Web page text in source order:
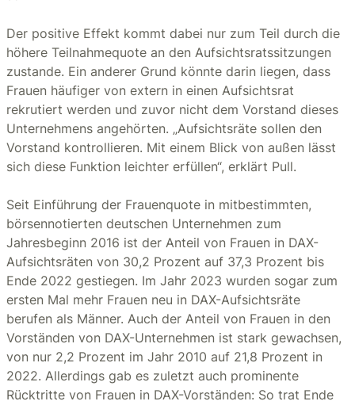
Der positive Effekt kommt dabei nur zum Teil durch die
höhere Teilnahmequote an den Aufsichtsratssitzungen
zustande. Ein anderer Grund könnte darin liegen, dass
Frauen häufiger von extern in einen Aufsichtsrat
rekrutiert werden und zuvor nicht dem Vorstand dieses
Unternehmens angehörten. „Aufsichtsräte sollen den
Vorstand kontrollieren. Mit einem Blick von außen lässt
sich diese Funktion leichter erfüllen“, erklärt Pull.
Seit Einführung der Frauenquote in mitbestimmten,
börsennotierten deutschen Unternehmen zum
Jahresbeginn 2016 ist der Anteil von Frauen in DAX-
Aufsichtsräten von 30,2 Prozent auf 37,3 Prozent bis
Ende 2022 gestiegen. Im Jahr 2023 wurden sogar zum
ersten Mal mehr Frauen neu in DAX-Aufsichtsräte
berufen als Männer. Auch der Anteil von Frauen in den
Vorständen von DAX-Unternehmen ist stark gewachsen,
von nur 2,2 Prozent im Jahr 2010 auf 21,8 Prozent in
2022. Allerdings gab es zuletzt auch prominente
Rücktritte von Frauen in DAX-Vorständen: So trat Ende